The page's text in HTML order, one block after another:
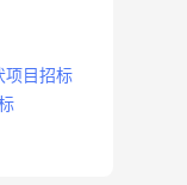
项目招标